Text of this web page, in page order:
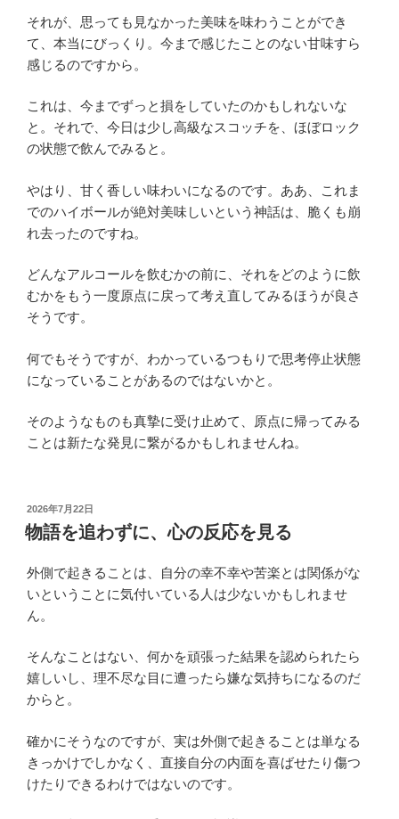
それが、思っても見なかった美味を味わうことができ
て、本当にびっくり。今まで感じたことのない甘味すら
感じるのですから。
これは、今までずっと損をしていたのかもしれないな
と。それで、今日は少し高級なスコッチを、ほぼロック
の状態で飲んでみると。
やはり、甘く香しい味わいになるのです。ああ、これま
でのハイボールが絶対美味しいという神話は、脆くも崩
れ去ったのですね。
どんなアルコールを飲むかの前に、それをどのように飲
むかをもう一度原点に戻って考え直してみるほうが良さ
そうです。
何でもそうですが、わかっているつもりで思考停止状態
になっていることがあるのではないかと。
そのようなものも真摯に受け止めて、原点に帰ってみる
ことは新たな発見に繋がるかもしれませんね。
投
稿
日:
2026年7月22日
物語を追わずに、心の反応を見る
外側で起きることは、自分の幸不幸や苦楽とは関係がな
いということに気付いている人は少ないかもしれませ
ん。
そんなことはない、何かを頑張った結果を認められたら
嬉しいし、理不尽な目に遭ったら嫌な気持ちになるのだ
からと。
確かにそうなのですが、実は外側で起きることは単なる
きっかけでしかなく、直接自分の内面を喜ばせたり傷つ
けたりできるわけではないのです。